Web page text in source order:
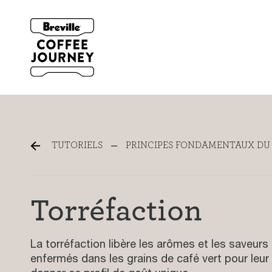
Torréfaction
TUTORIELS PRINCIPES FONDAMENTAUX
Torréfaction
La torréfaction libère les arômes et les saveurs
enfermés dans les grains de café vert pour leur